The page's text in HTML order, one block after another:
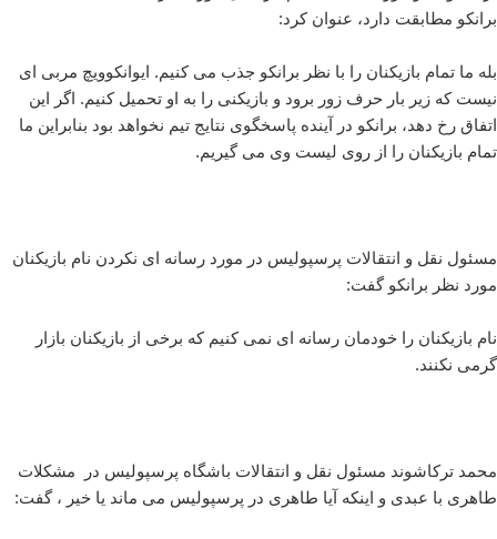
برانکو مطابقت دارد، عنوان کرد:
بله ما تمام بازیکنان را با نظر برانکو جذب می کنیم. ایوانکوویچ مربی ای
نیست که زیر بار حرف زور برود و بازیکنی را به او تحمیل کنیم. اگر این
اتفاق رخ دهد، برانکو در آینده پاسخگوی نتایج تیم نخواهد بود بنابراین ما
تمام بازیکنان را از روی لیست وی می گیریم.
مسئول نقل و انتقالات پرسپولیس در مورد رسانه ای نکردن نام بازیکنان
مورد نظر برانکو گفت:
نام بازیکنان را خودمان رسانه ای نمی کنیم که برخی از بازیکنان بازار
گرمی نکنند.
محمد ترکاشوند مسئول نقل و انتقالات باشگاه پر‌سپولیس در مشکلات
طاهری با عبدی و اینکه آیا طاهری در پرسپولیس می ماند یا خیر ، گفت: